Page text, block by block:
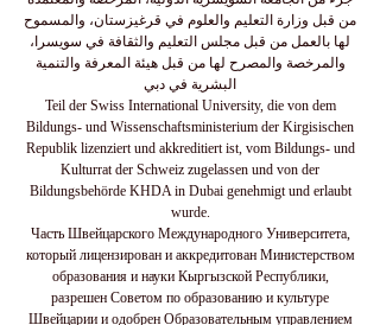
من قبل وزارة التعليم والعلوم في قرغيزستان، والمسموح
لها بالعمل من قبل مجلس التعليم والثقافة في سويسرا،
والمرخصة والمصرح لها من قبل هيئة المعرفة والتنمية
البشرية في دبي
Teil der Swiss International University, die von dem
Bildungs- und Wissenschaftsministerium der Kirgisischen
Republik lizenziert und akkreditiert ist, vom Bildungs- und
Kulturrat der Schweiz zugelassen und von der
Bildungsbehörde KHDA in Dubai genehmigt und erlaubt
wurde.
Часть Швейцарского Международного Университета,
который лицензирован и аккредитован Министерством
образования и науки Кыргызской Республики,
разрешен Советом по образованию и культуре
Швейцарии и одобрен Образовательным управлением